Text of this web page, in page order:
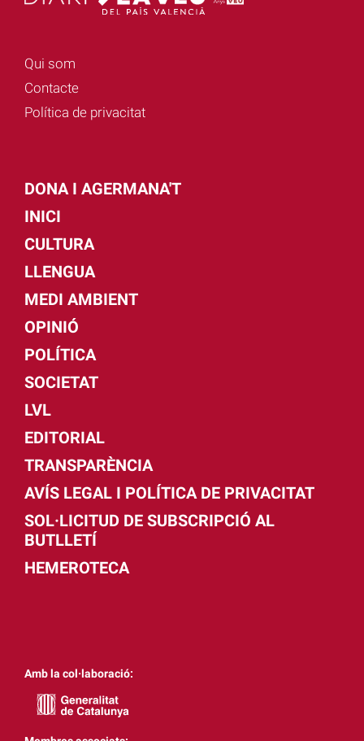
Qui som
Contacte
Política de privacitat
DONA I AGERMANA'T
INICI
CULTURA
LLENGUA
MEDI AMBIENT
OPINIÓ
POLÍTICA
SOCIETAT
LVL
EDITORIAL
TRANSPARÈNCIA
AVÍS LEGAL I POLÍTICA DE PRIVACITAT
SOL·LICITUD DE SUBSCRIPCIÓ AL
BUTLLETÍ
HEMEROTECA
Amb la col·laboració: